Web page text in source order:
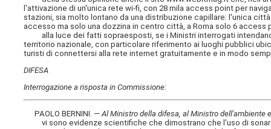
l'attivazione di un'unica rete wi-fi, con 28 mila access point per
stazioni, sia molto lontano da una distribuzione capillare: l'unica
accesso ma solo una dozzina in centro città, a Roma solo 6 access
alla luce dei fatti sopraesposti, se i Ministri interrogati
territorio nazionale, con particolare riferimento ai luoghi pubblici
turisti di connettersi alla rete internet gratuitamente e in modo
DIFESA
Interrogazione a risposta in Commissione:
PAOLO BERNINI. —Al Ministro della difesa, al Ministro dell'ambiente
vi sono evidenze scientifiche che dimostrano che l'uso di sonar